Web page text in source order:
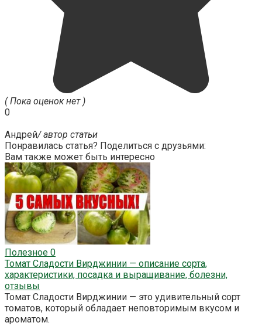
( Пока оценок нет )
0
Андрей/ автор статьи
Понравилась статья? Поделиться с друзьями:
Вам также может быть интересно
Полезное 0
Томат Сладости Вирджинии — описание сорта,
характеристики, посадка и выращивание, болезни,
отзывы
Томат Сладости Вирджинии — это удивительный сорт
томатов, который обладает неповторимым вкусом и
ароматом.